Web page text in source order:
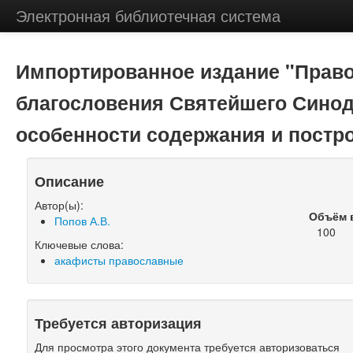
Электронная библиотечная система
Импортированное издание
благословения Святейшего
особенности содержания и
Описание
Автор(ы):
Попов А.В.
Ключевые слова:
акафисты православные
Объём
100
Требуется авторизация
Для просмотра этого документа требуется авторизоваться